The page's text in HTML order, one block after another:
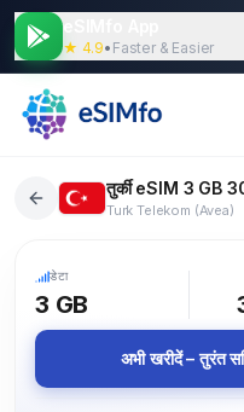
★ 4.9• Faster & Easier
तुर्की eSIM 3 GB
Turk Telekom (Avea)
डेटा
3 GB
अभी खरीदें – तुरंत